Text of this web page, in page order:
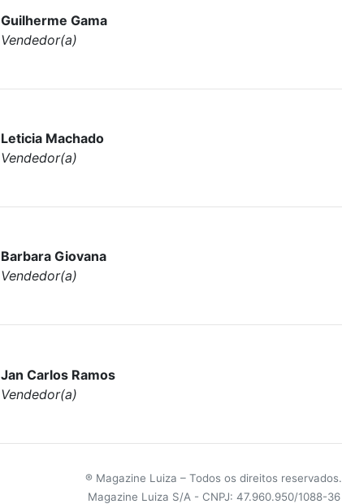
Guilherme Gama
Vendedor(a)
Leticia Machado
Vendedor(a)
Barbara Giovana
Vendedor(a)
Jan Carlos Ramos
Vendedor(a)
® Magazine Luiza – Todos os direitos reservados.
Magazine Luiza S/A - CNPJ: 47.960.950/1088-36